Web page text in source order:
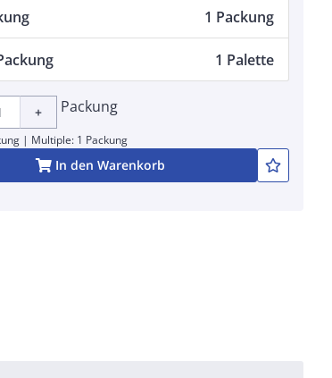
1 Packung
1 Palette
+ Packung
| Multiple: 1 Packung
In den Warenkorb